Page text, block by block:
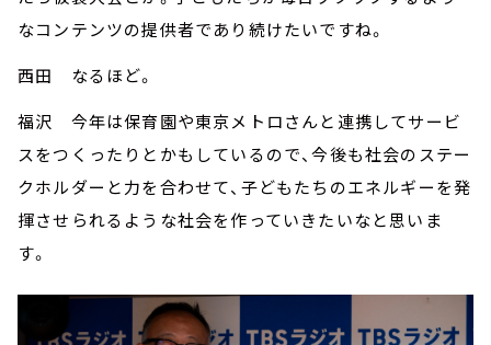
なコンテンツの提供者であり続けたいですね。
西田 なるほど。
福沢 今年は保育園や東京メトロさんと連携してサービ
スをつくったりとかもしているので、今後も社会のステー
クホルダーと力を合わせて、子どもたちのエネルギーを発
揮させられるような社会を作っていきたいなと思いま
す。